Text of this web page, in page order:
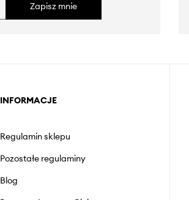
Zapisz mnie
INFORMACJE
Regulamin sklepu
Pozostałe regulaminy
Blog